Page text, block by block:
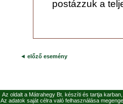
postázzuk a
◄ előző esemény
Az oldalt a Mátrahegy Bt. készíti és tartja
Az adatok saját célra való felhasználása